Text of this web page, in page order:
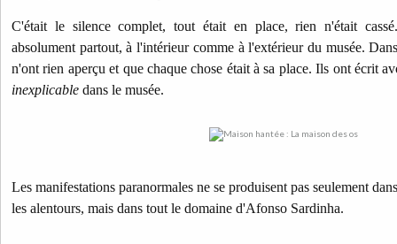
C'était le silence complet, tout était en place, rien n'était
absolument partout, à l'intérieur comme à l'extérieur du musée.
n'ont rien aperçu et que chaque chose était à sa place. Ils ont écrit
inexplicable dans le musée.
Les manifestations paranormales ne se produisent pas seulement
les alentours, mais dans tout le domaine d'Afonso Sardinha.